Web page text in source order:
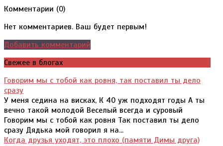
Комментарии (0)
Нет комментариев. Ваш будет первым!
Добавить комментарий
Свежее в блогах
Говорим мы с тобой как ровня, так поставил ты дело
сразу
У меня седина на висках, К 40 уж подходят годы А ты
вечно такой молодой Веселый всегда и суровый
Говорим мы с тобой как ровня Так поставил ты дело
сразу Дядька мой говорил я на...
Когда друзья уходят, это плохо (памяти Димы друга)